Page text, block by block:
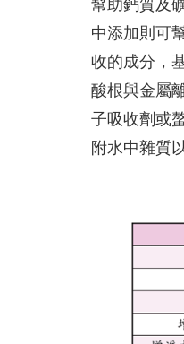
中添加則可
收的成分，
酸根與金屬
子吸收劑或
附水中雜質